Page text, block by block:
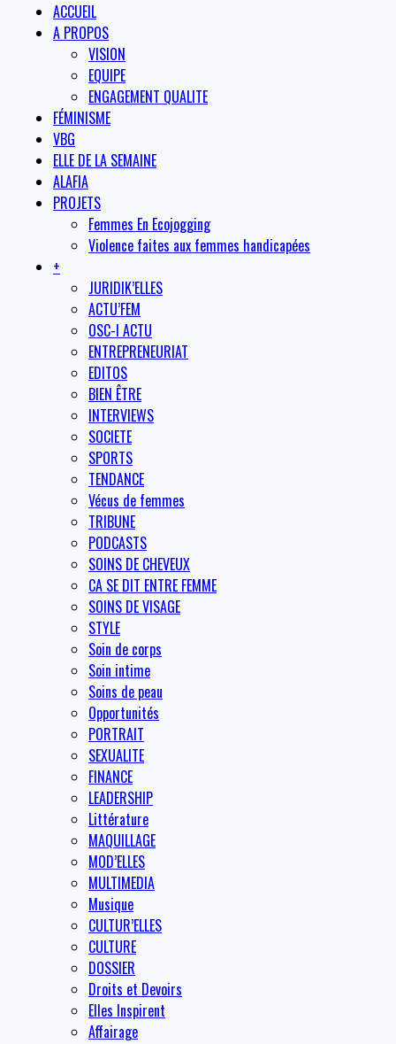
ACCUEIL
A PROPOS
VISION
EQUIPE
ENGAGEMENT QUALITE
FÉMINISME
VBG
ELLE DE LA SEMAINE
ALAFIA
PROJETS
Femmes En Ecojogging
Violence faites aux femmes handicapées
+
JURIDIK’ELLES
ACTU’FEM
OSC-I ACTU
ENTREPRENEURIAT
EDITOS
BIEN ÊTRE
INTERVIEWS
SOCIETE
SPORTS
TENDANCE
Vécus de femmes
TRIBUNE
PODCASTS
SOINS DE CHEVEUX
CA SE DIT ENTRE FEMME
SOINS DE VISAGE
STYLE
Soin de corps
Soin intime
Soins de peau
Opportunités
PORTRAIT
SEXUALITE
FINANCE
LEADERSHIP
Littérature
MAQUILLAGE
MOD’ELLES
MULTIMEDIA
Musique
CULTUR’ELLES
CULTURE
DOSSIER
Droits et Devoirs
Elles Inspirent
Affairage